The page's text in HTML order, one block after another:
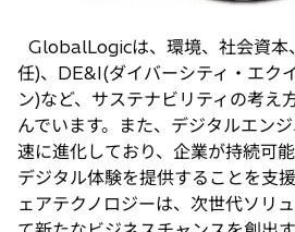
GlobalLogicは、環境、社会資本
任)、DE&I(ダイバーシティ・エク
ン)など、サステナビリティの考え
んでいます。また、デジタルエン
速に進化しており、企業が持続可
デジタル体験を提供することを支
ェアテクノロジーは、次世代ソリ